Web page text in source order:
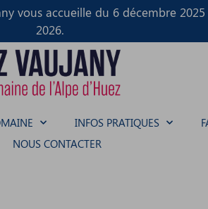
vous accueille du 6 décembre
2026.
INFOS PRATIQUES
NOUS CONTACTER